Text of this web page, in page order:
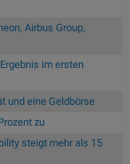
Airbus Group,
im ersten
und eine Geldbörse
zu
steigt mehr als 15